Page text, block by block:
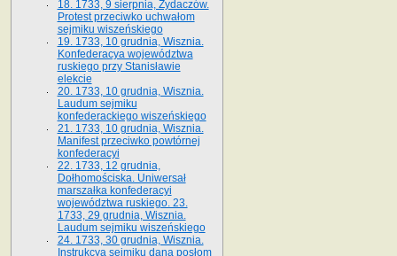
18. 1733, 9 sierpnia, Żydaczów.
Protest przeciwko uchwałom
sejmiku wiszeńskiego
19. 1733, 10 grudnia, Wisznia.
Konfederacya województwa
ruskiego przy Stanisławie
elekcie
20. 1733, 10 grudnia, Wisznia.
Laudum sejmiku
konfederackiego wiszeńskiego
21. 1733, 10 grudnia, Wisznia.
Manifest przeciwko powtórnej
konfederacyi
22. 1733, 12 grudnia,
Dołhomościska. Uniwersał
marszałka konfederacyi
województwa ruskiego. 23.
1733, 29 grudnia, Wisznia.
Laudum sejmiku wiszeńskiego
24. 1733, 30 grudnia, Wisznia.
Instrukcya sejmiku dana posłom